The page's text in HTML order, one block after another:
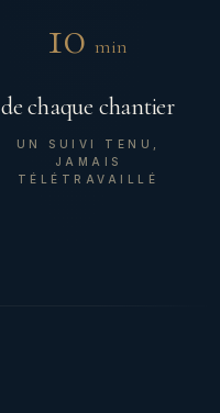
10 min
de chaque chantier
UN SUIVI TENU,
JAMAIS
TÉLÉTRAVAILLÉ